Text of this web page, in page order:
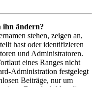
ihn ändern?
stehen, zeigen an,
hast oder identifizieren
und Administratoren.
eines Ranges nicht
Administration festgelegt
Beiträge, nur um